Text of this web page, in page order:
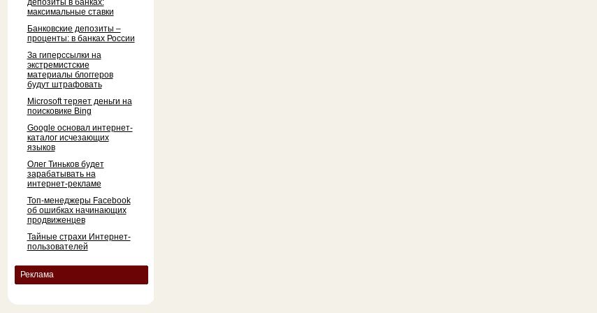
депозиты в банках:
максимальные ставки
Банковские депозиты –
проценты: в банках России
За гиперссылки на
экстремистские
материалы блоггеров
будут штрафовать
Microsoft теряет деньги на
поисковике Bing
Google основал интернет-
каталог исчезающих
языков
Олег Тиньков будет
зарабатывать на
интернет-рекламе
Топ-менеджеры Facebook
об ошибках начинающих
продвиженцев
Тайные страхи Интернет-
пользователей
Реклама